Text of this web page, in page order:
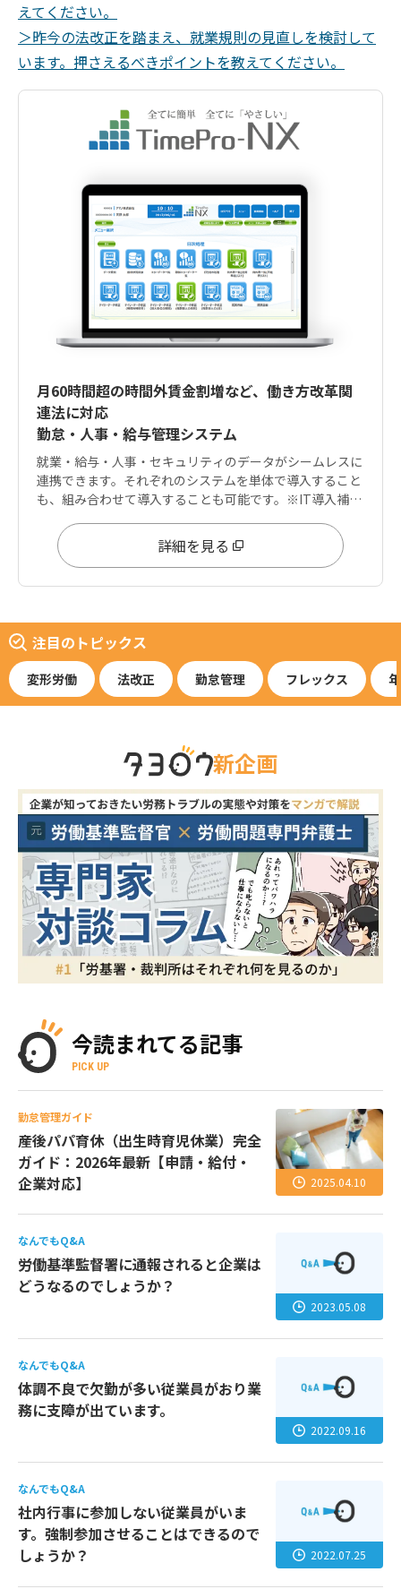
えてください。
＞昨今の法改正を踏まえ、就業規則の見直しを検討して
います。押さえるべきポイントを教えてください。
月60時間超の時間外賃金割増など、働き方改革関
連法に対応
勤怠・人事・給与管理システム
就業・給与・人事・セキュリティのデータがシームレスに
連携できます。それぞれのシステムを単体で導入すること
も、組み合わせて導入することも可能です。※IT導入補助
詳細を見る
注目のトピックス
変形労働 法改正 勤怠管理 フレックス
新企画
今読まれてる記事
PICK UP
勤怠管理ガイド
産後パパ育休（出生時育児休業）完全
ガイド：2026年最新【申請・給付・
企業対応】
2025.04.10
なんでもQ&A
労働基準監督署に通報されると企業は
どうなるのでしょうか？
2023.05.08
なんでもQ&A
体調不良で欠勤が多い従業員がおり業
務に支障が出ています。
2022.09.16
なんでもQ&A
社内行事に参加しない従業員がいま
す。強制参加させることはできるので
しょうか？
2022.07.25